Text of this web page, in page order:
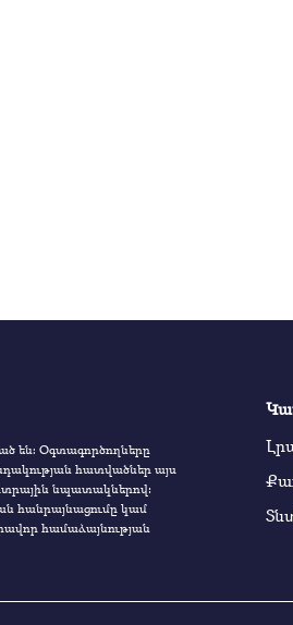
են։ Օգտագործողները
հատվածներ այս
նպատակներով:
հանրայնացումը կամ
համաձայնության